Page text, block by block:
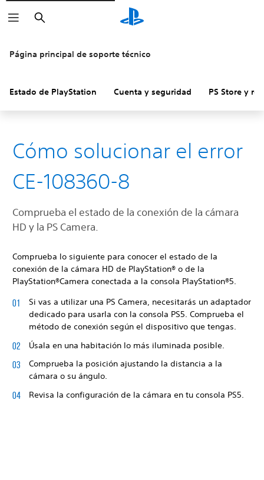
Buscar
Página principal de soporte técnico
Estado de PlayStation Cuenta y seguridad PS Store y
Cómo solucionar el error
CE-108360-8
Comprueba el estado de la conexión de la cámara
HD y la PS Camera.
Comprueba lo siguiente para conocer el estado de la
conexión de la cámara HD de PlayStation® o de la
PlayStation®Camera conectada a la consola PlayStation®5.
Si vas a utilizar una PS Camera, necesitarás un adaptador
dedicado para usarla con la consola PS5. Comprueba el
método de conexión según el dispositivo que tengas.
Úsala en una habitación lo más iluminada posible.
Comprueba la posición ajustando la distancia a la
cámara o su ángulo.
Revisa la configuración de la cámara en tu consola PS5.